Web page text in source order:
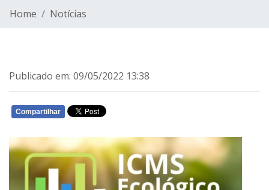
Home Notícias
Publicado em: 09/05/2022 13:38
Compartilhar